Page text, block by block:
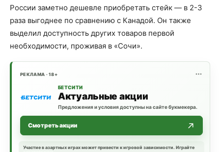
России заметно дешевле приобретать стейк — в 2-3
раза выгоднее по сравнению с Канадой. Он также
выделил доступность других товаров первой
необходимости, проживая в «Сочи».
РЕКЛАМА · 18+
БЕТСИТИ
Актуальные акции
Предложения и условия доступны на сайте букмекера.
Смотреть акции
Участие в азартных играх может привести к игровой зависимости. Играйте